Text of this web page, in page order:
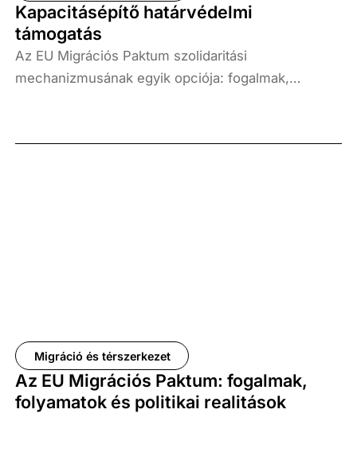
Kapacitásépítő határvédelmi
támogatás
Az EU Migrációs Paktum szolidaritási
mechanizmusának egyik opciója: fogalmak,
Migráció és térszerkezet
Az EU Migrációs Paktum: fogalmak,
folyamatok és politikai realitások